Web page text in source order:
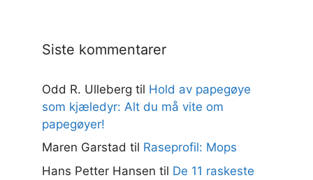
Siste kommentarer
Odd R. Ulleberg til Hold av papegøye
som kjæledyr: Alt du må vite om
papegøyer!
Maren Garstad til Raseprofil: Mops
Hans Petter Hansen til De 11 raskeste